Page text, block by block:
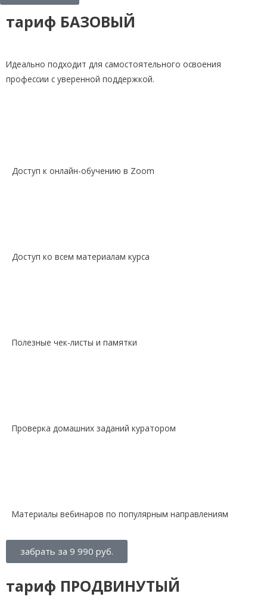
тариф БАЗОВЫЙ
Идеально подходит для самостоятельного освоения
профессии с уверенной поддержкой.
Доступ к онлайн-обучению в Zoom
Доступ ко всем материалам курса
Полезные чек-листы и памятки
Проверка домашних заданий куратором
Материалы вебинаров по популярным направлениям
забрать за 9 990 руб.
тариф ПРОДВИНУТЫЙ